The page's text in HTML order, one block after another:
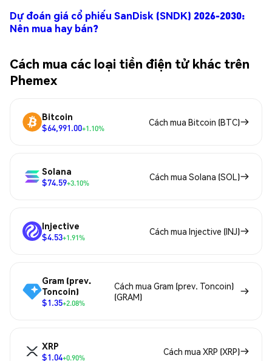
Dự đoán giá cổ phiếu SanDisk (SNDK) 2026-2030:
Nên mua hay bán?
Cách mua các loại tiền điện tử khác trên
Phemex
Bitcoin
$64,991.00+1.10%
Cách mua Bitcoin (BTC)
Solana
$74.59+3.10%
Cách mua Solana (SOL)
Injective
$4.53+1.91%
Cách mua Injective (INJ)
Gram (prev.
Toncoin)
$1.35+2.08%
Cách mua Gram (prev. Toncoin)
(GRAM)
XRP
$1.04+0.90%
Cách mua XRP (XRP)